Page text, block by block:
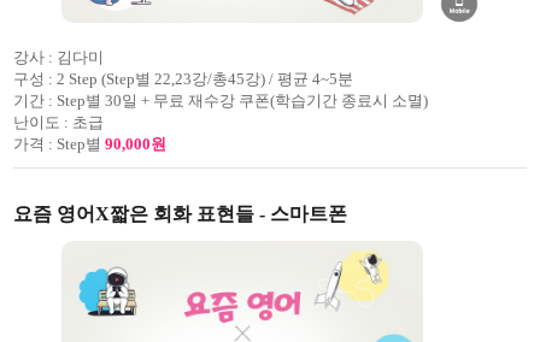
강사 : 김다미
구성 : 2 Step (Step별 22,23강/총45강) / 평균 4~5분
기간 : Step별 30일 + 무료 재수강 쿠폰(학습기간 종료시 소멸)
난이도 : 초급
가격 : Step별 90,000원
요즘 영어X짧은 회화 표현들 - 스마트폰